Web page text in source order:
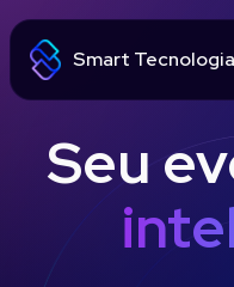
Smart Tecnologia
Seu